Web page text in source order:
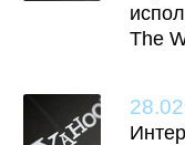
The
28.02